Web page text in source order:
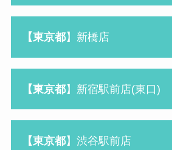
【東京都】新橋店
【東京都】新宿駅前店(東口)
【東京都】渋谷駅前店